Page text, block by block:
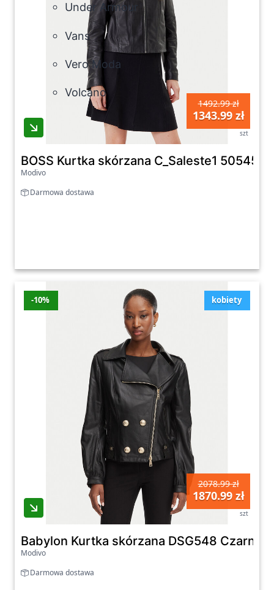
Under Armour
Vans
Vero Moda
Volcano
1492.99 zł
1343.99 zł
szt
BOSS Kurtka skórzana C_Saleste1
Modivo
Darmowa dostawa
kobiety
-10%
2078.99 zł
1870.99 zł
szt
Babylon Kurtka skórzana DSG548 Czarny
Modivo
Darmowa dostawa